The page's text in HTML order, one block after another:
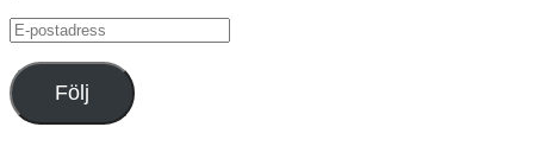
E-
postadress
Följ